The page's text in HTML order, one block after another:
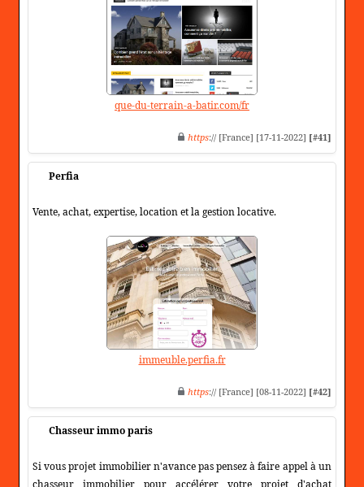
que-du-terrain-a-batir.com/fr
https:// [France] [17-11-2022] [#41]
Perfia
Vente, achat, expertise, location et la gestion locative.
immeuble.perfia.fr
https:// [France] [08-11-2022] [#42]
Chasseur immo paris
Si vous projet immobilier n'avance pas pensez à faire appel à un
chasseur immobilier pour accélérer votre projet d'achat